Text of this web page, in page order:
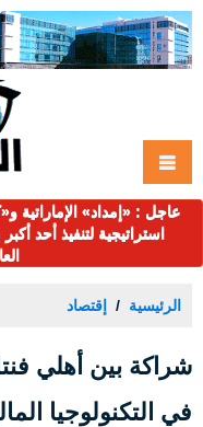
عاجل : «إمداد» الإماراتية
استراتيجية لتنفيذ أحد
الرئيسية إقتصاد
شراكة بين أهلي
في التكنولوجيا